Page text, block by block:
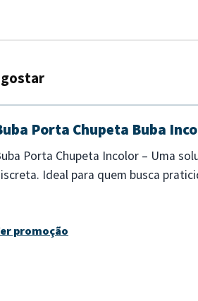
gostar
Porta Chupeta Buba
Porta Chupeta Incolor – Uma
Ideal para quem busca
promoção